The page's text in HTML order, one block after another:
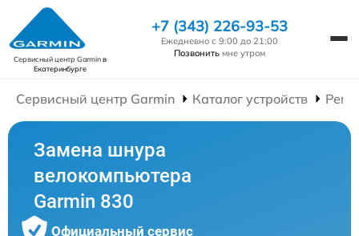
Сервисный центр Garminв
Екатеринбурге
+7 (343) 226-93-53
Ежедневно с 9:00 до 21:00
Позвонить мне утром
Сервисный центр Garmin Каталог устройств
Замена шнура
велокомпьютера
Garmin 830
Официальный сервис